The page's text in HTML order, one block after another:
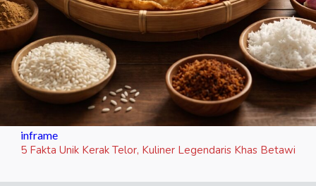
inframe
5 Fakta Unik Kerak Telor, Kuliner Legendaris Khas Betawi